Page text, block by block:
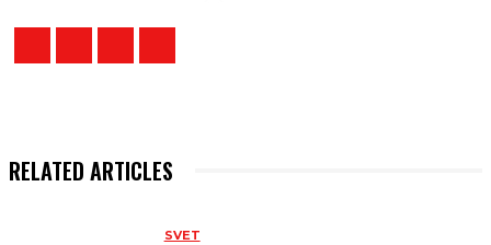
RELATED ARTICLES
SVET